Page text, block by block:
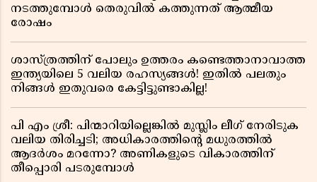
നടത്തുമ്പോൾ തെരുവിൽ കത്തുന്നത് ആത്മീയ
രോഷം
ശാസ്ത്രത്തിന് പോലും ഉത്തരം കണ്ടെത്താനാവാത്ത
ഇന്ത്യയിലെ 5 വലിയ രഹസ്യങ്ങൾ! ഇതിൽ പലതും
നിങ്ങൾ ഇതുവരെ കേട്ടിട്ടുണ്ടാകില്ല!
പി എം ശ്രീ: പിന്മാറിയില്ലെങ്കിൽ മുസ്ലിം ലീഗ് നേരിടുക
വലിയ തിരിച്ചടി; അധികാരത്തിന്റെ മധുരത്തിൽ
ആദർശം മറന്നോ? അണികളുടെ വികാരത്തിന്
തീപ്പൊരി പടരുമ്പോൾ